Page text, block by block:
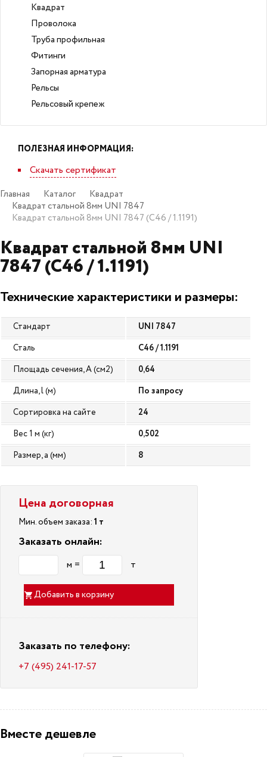
Квадрат
Проволока
Труба профильная
Фитинги
Запорная арматура
Рельсы
Рельсовый крепеж
ПОЛЕЗНАЯ ИНФОРМАЦИЯ:
Скачать сертификат
Главная Каталог
Квадрат
Квадрат стальной 8мм UNI 7847
Квадрат стальной 8мм UNI 7847 (C46 / 1.1191)
Квадрат стальной 8мм UNI
7847 (C46 / 1.1191)
Технические характеристики и размеры:
Стандарт
UNI 7847
Сталь
C46 / 1.1191
Площадь сечения, A (см2)
0,64
Длина, l (м)
По запросу
Сортировка на сайте
24
Вес 1 м (кг)
0,502
Размер, a (мм)
8
Цена договорная
Мин. объем заказа: 1 т
Заказать онлайн:
м = т
Добавить в корзину
Заказать по телефону:
+7 (495) 241-17-57
Вместе дешевле